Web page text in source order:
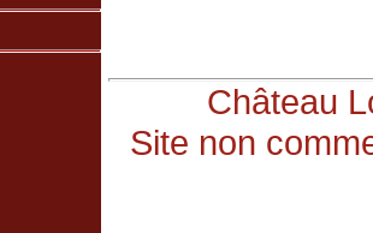
Château
Site non